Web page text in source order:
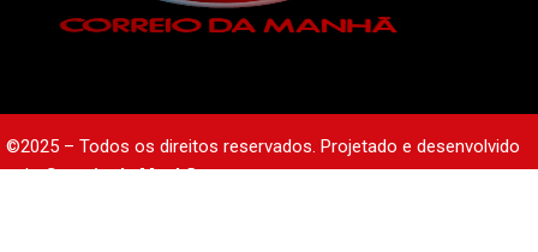
©2025 – Todos os direitos reservados. Projetado e desenvolvido
peloCorreio da Manhã.